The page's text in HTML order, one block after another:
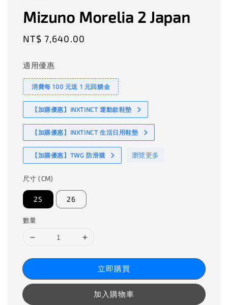
Mizuno Morelia 2 Japan
Regular
NT$ 7,640.00
適用優惠
消費每 100 元送 1 元回饋金
【加購優惠】INXTINCT 運動款鞋墊
【加購優惠】INXTINCT 生活日用鞋墊
【加購優惠】TWG 防滑襪 瀏覽更多
尺寸 (CM)
25 26
數量
立即購買
加入購物車